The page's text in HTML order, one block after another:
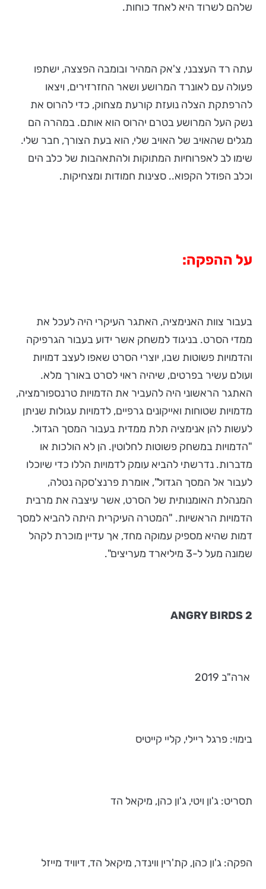
שלהם לשרוד היא לאחד כוחות.
עתה רד העצבני, צ'אק המהיר ובומבה הפצצה, ישתפו
פעולה עם לאונרד המרושע ושאר החזרזירים, ויצאו
להרפתקת הצלה נועזת קורעת מצחוק, כדי להרוס את
נשק העל המרושע בטרם יהרוס הוא אותם. במהרה הם
מגלים שהאויב של האויב שלי, הוא בעת הצורך, חבר שלי.
שימו לב לאפרוחיות המתוקות ולהתאהבות של כלב הים
וכלב הפודל הקפוא.. סצינות חמודות ומצחיקות.
על ההפקה:
בעבור צוות האנימציה, האתגר העיקרי היה לעכל את
ממדי הסרט. בניגוד למשחק אשר ידוע בעבור הגרפיקה
והדמויות פשוטות שבו, יוצרי הסרט שאפו לעצב דמויות
ועולם עשיר בפרטים, שיהיה ראוי לסרט באורך מלא.
האתגר הראשוני היה להעביר את הדמויות טרנספורמציה,
מדמויות שטוחות ואייקונים גרפיים, לדמויות עגולות שניתן
לעשות להן אנימציה תלת ממדית בעבור המסך הגדול.
"הדמויות במשחק פשוטות לחלוטין. הן לא הולכות או
מדברות. נדרשתי להביא עומק לדמויות הללו כדי שיוכלו
לעבור אל המסך הגדול", אומרת פרנצ'סקה נטלה,
המנהלת האומנותית של הסרט, אשר עיצבה את מרבית
הדמויות הראשיות. "המטרה העיקרית היתה להביא למסך
דמות שהיא מספיק עמוקה מחד, אך עדיין מוכרת לקהל
שמונה מעל ל-3 מיליארד מעריצים".
ANGRY BIRDS 2
ארה"ב 2019
בימוי: פרגל ריילי, קליי קייטיס
תסריט: ג'ון ויטי, ג'ון כהן, מיקאל הד
הפקה: ג'ון כהן, קת'רין ווינדר, מיקאל הד, דיוויד מייזל